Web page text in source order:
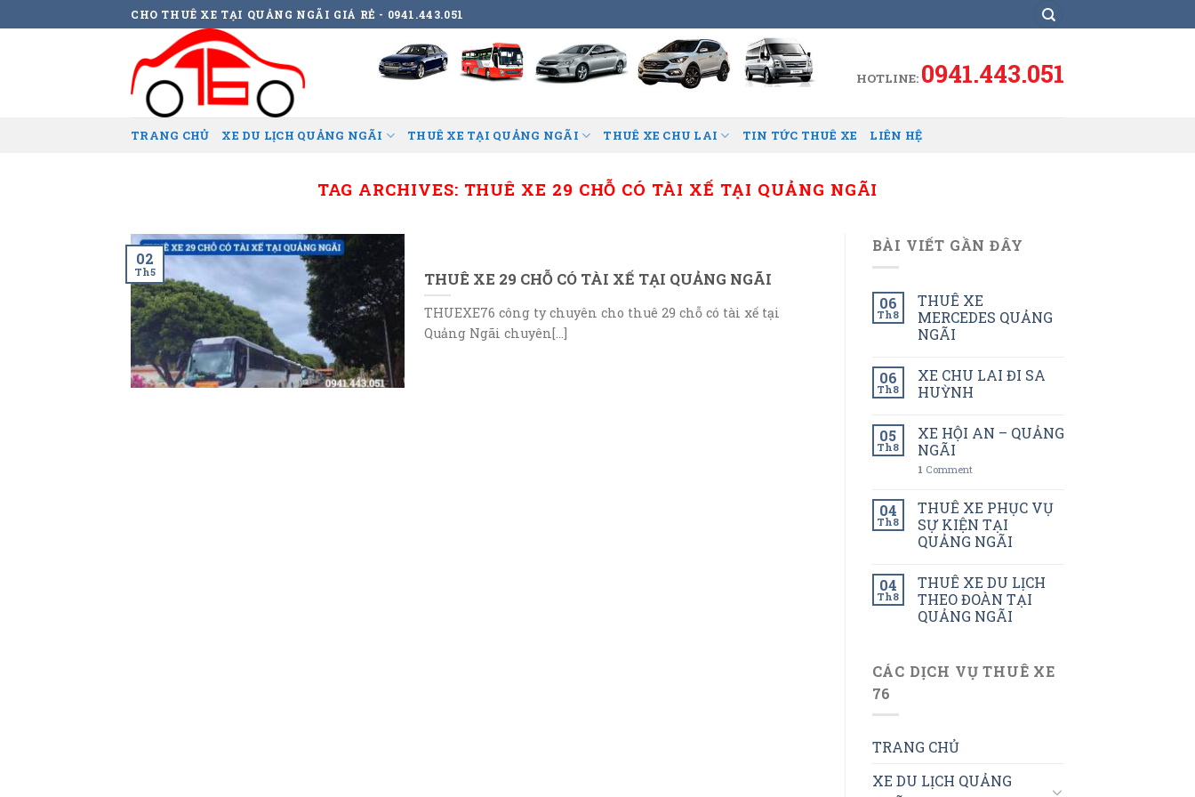
to
CHO THUÊ XE TẠI QUẢNG NGÃI GIÁ RẺ - 0941.443.051
HOTLINE: 0941.443.051
TRANG CHỦ XE DU LỊCH QUẢNG NGÃI THUÊ XE TẠI QUẢNG NGÃI THUÊ XE CHU LAI TIN TỨC THUÊ XE LIÊN HỆ
TAG ARCHIVES: THUÊ XE 29 CHỖ CÓ TÀI XẾ TẠI QUẢNG NGÃI
THUÊ XE 29 CHỖ CÓ TÀI XẾ TẠI QUẢNG NGÃI
THUEXE76 công ty chuyên cho thuê 29 chỗ có tài xế tại
Quảng Ngãi chuyên[...]
02
Th5
BÀI VIẾT GẦN ĐÂY
06
Th8
THUÊ XE
MERCEDES QUẢNG
NGÃI
06
Th8
XE CHU LAI ĐI SA
HUỲNH
05
Th8
XE HỘI AN – QUẢNG
NGÃI
1 Comment
04
Th8
THUÊ XE PHỤC VỤ
SỰ KIỆN TẠI
QUẢNG NGÃI
04
Th8
THUÊ XE DU LỊCH
THEO ĐOÀN TẠI
QUẢNG NGÃI
CÁC DỊCH VỤ THUÊ XE
76
TRANG CHỦ
XE DU LỊCH QUẢNG